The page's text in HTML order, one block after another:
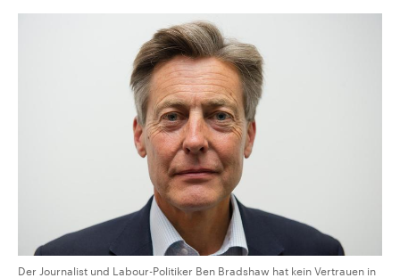
Der Journalist und Labour-Politiker Ben Bradshaw hat kein Vertrauen in